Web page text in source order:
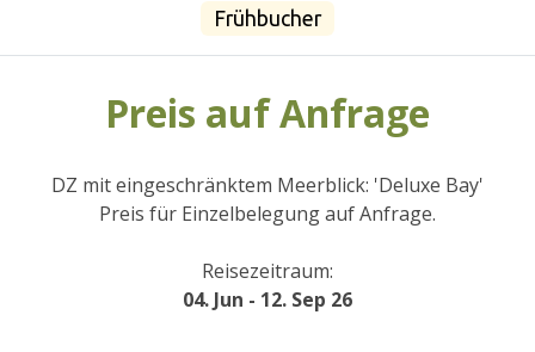
Frühbucher
Preis auf Anfrage
DZ mit eingeschränktem Meerblick: 'Deluxe Bay'
Preis für Einzelbelegung auf Anfrage.
Reisezeitraum:
04. Jun - 12. Sep 26